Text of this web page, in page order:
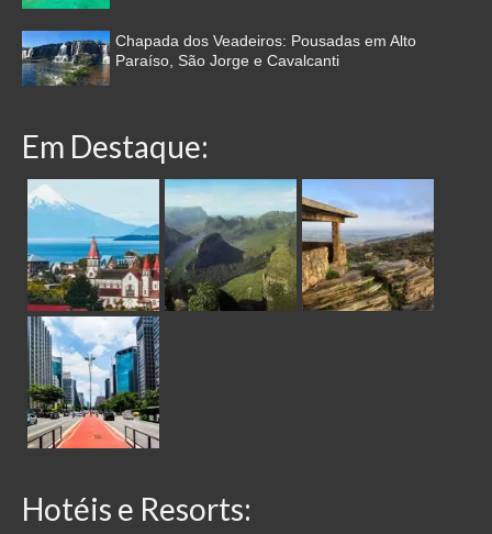
Chapada dos Veadeiros: Pousadas em Alto
Paraíso, São Jorge e Cavalcanti
Em Destaque:
Hotéis e Resorts: